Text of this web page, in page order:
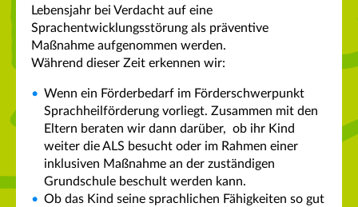
Lebensjahr bei Verdacht auf eine
Sprachentwicklungsstörung als präventive
Maßnahme aufgenommen werden.
Während dieser Zeit erkennen wir:
Wenn ein Förderbedarf im Förderschwerpunkt
Sprachheilförderung vorliegt. Zusammen mit den
Eltern beraten wir dann darüber, ob ihr Kind
weiter die ALS besucht oder im Rahmen einer
inklusiven Maßnahme an der zuständigen
Grundschule beschult werden kann.
Ob das Kind seine sprachlichen Fähigkeiten so gut